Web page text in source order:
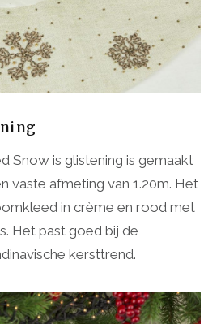
Snow is glistening is gemaakt
vaste afmeting van 1.20m. Het
in crème en rood met
Het past goed bij de
kersttrend.